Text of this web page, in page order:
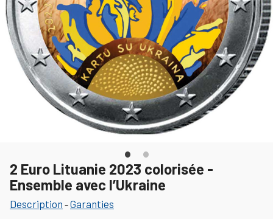
2 Euro Lituanie 2023 colorisée -
Ensemble avec l’Ukraine
Description -Garanties